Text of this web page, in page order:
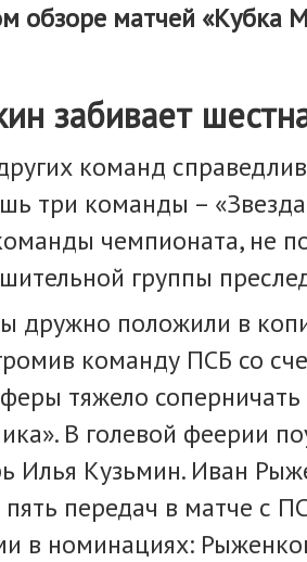
обзоре матчей «Кубка
забивает
команд
три команды –
чемпионата, не
группы
дружно положили в
команду ПСБ со
тяжело
В голевой феерии
Илья Кузьмин. Иван
передач в матче с
в номинациях: